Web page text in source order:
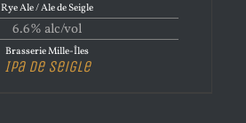
Rye Ale / Ale de Seigle
6.6% alc/vol
Brasserie Mille-Îles
Ipa de Seigle